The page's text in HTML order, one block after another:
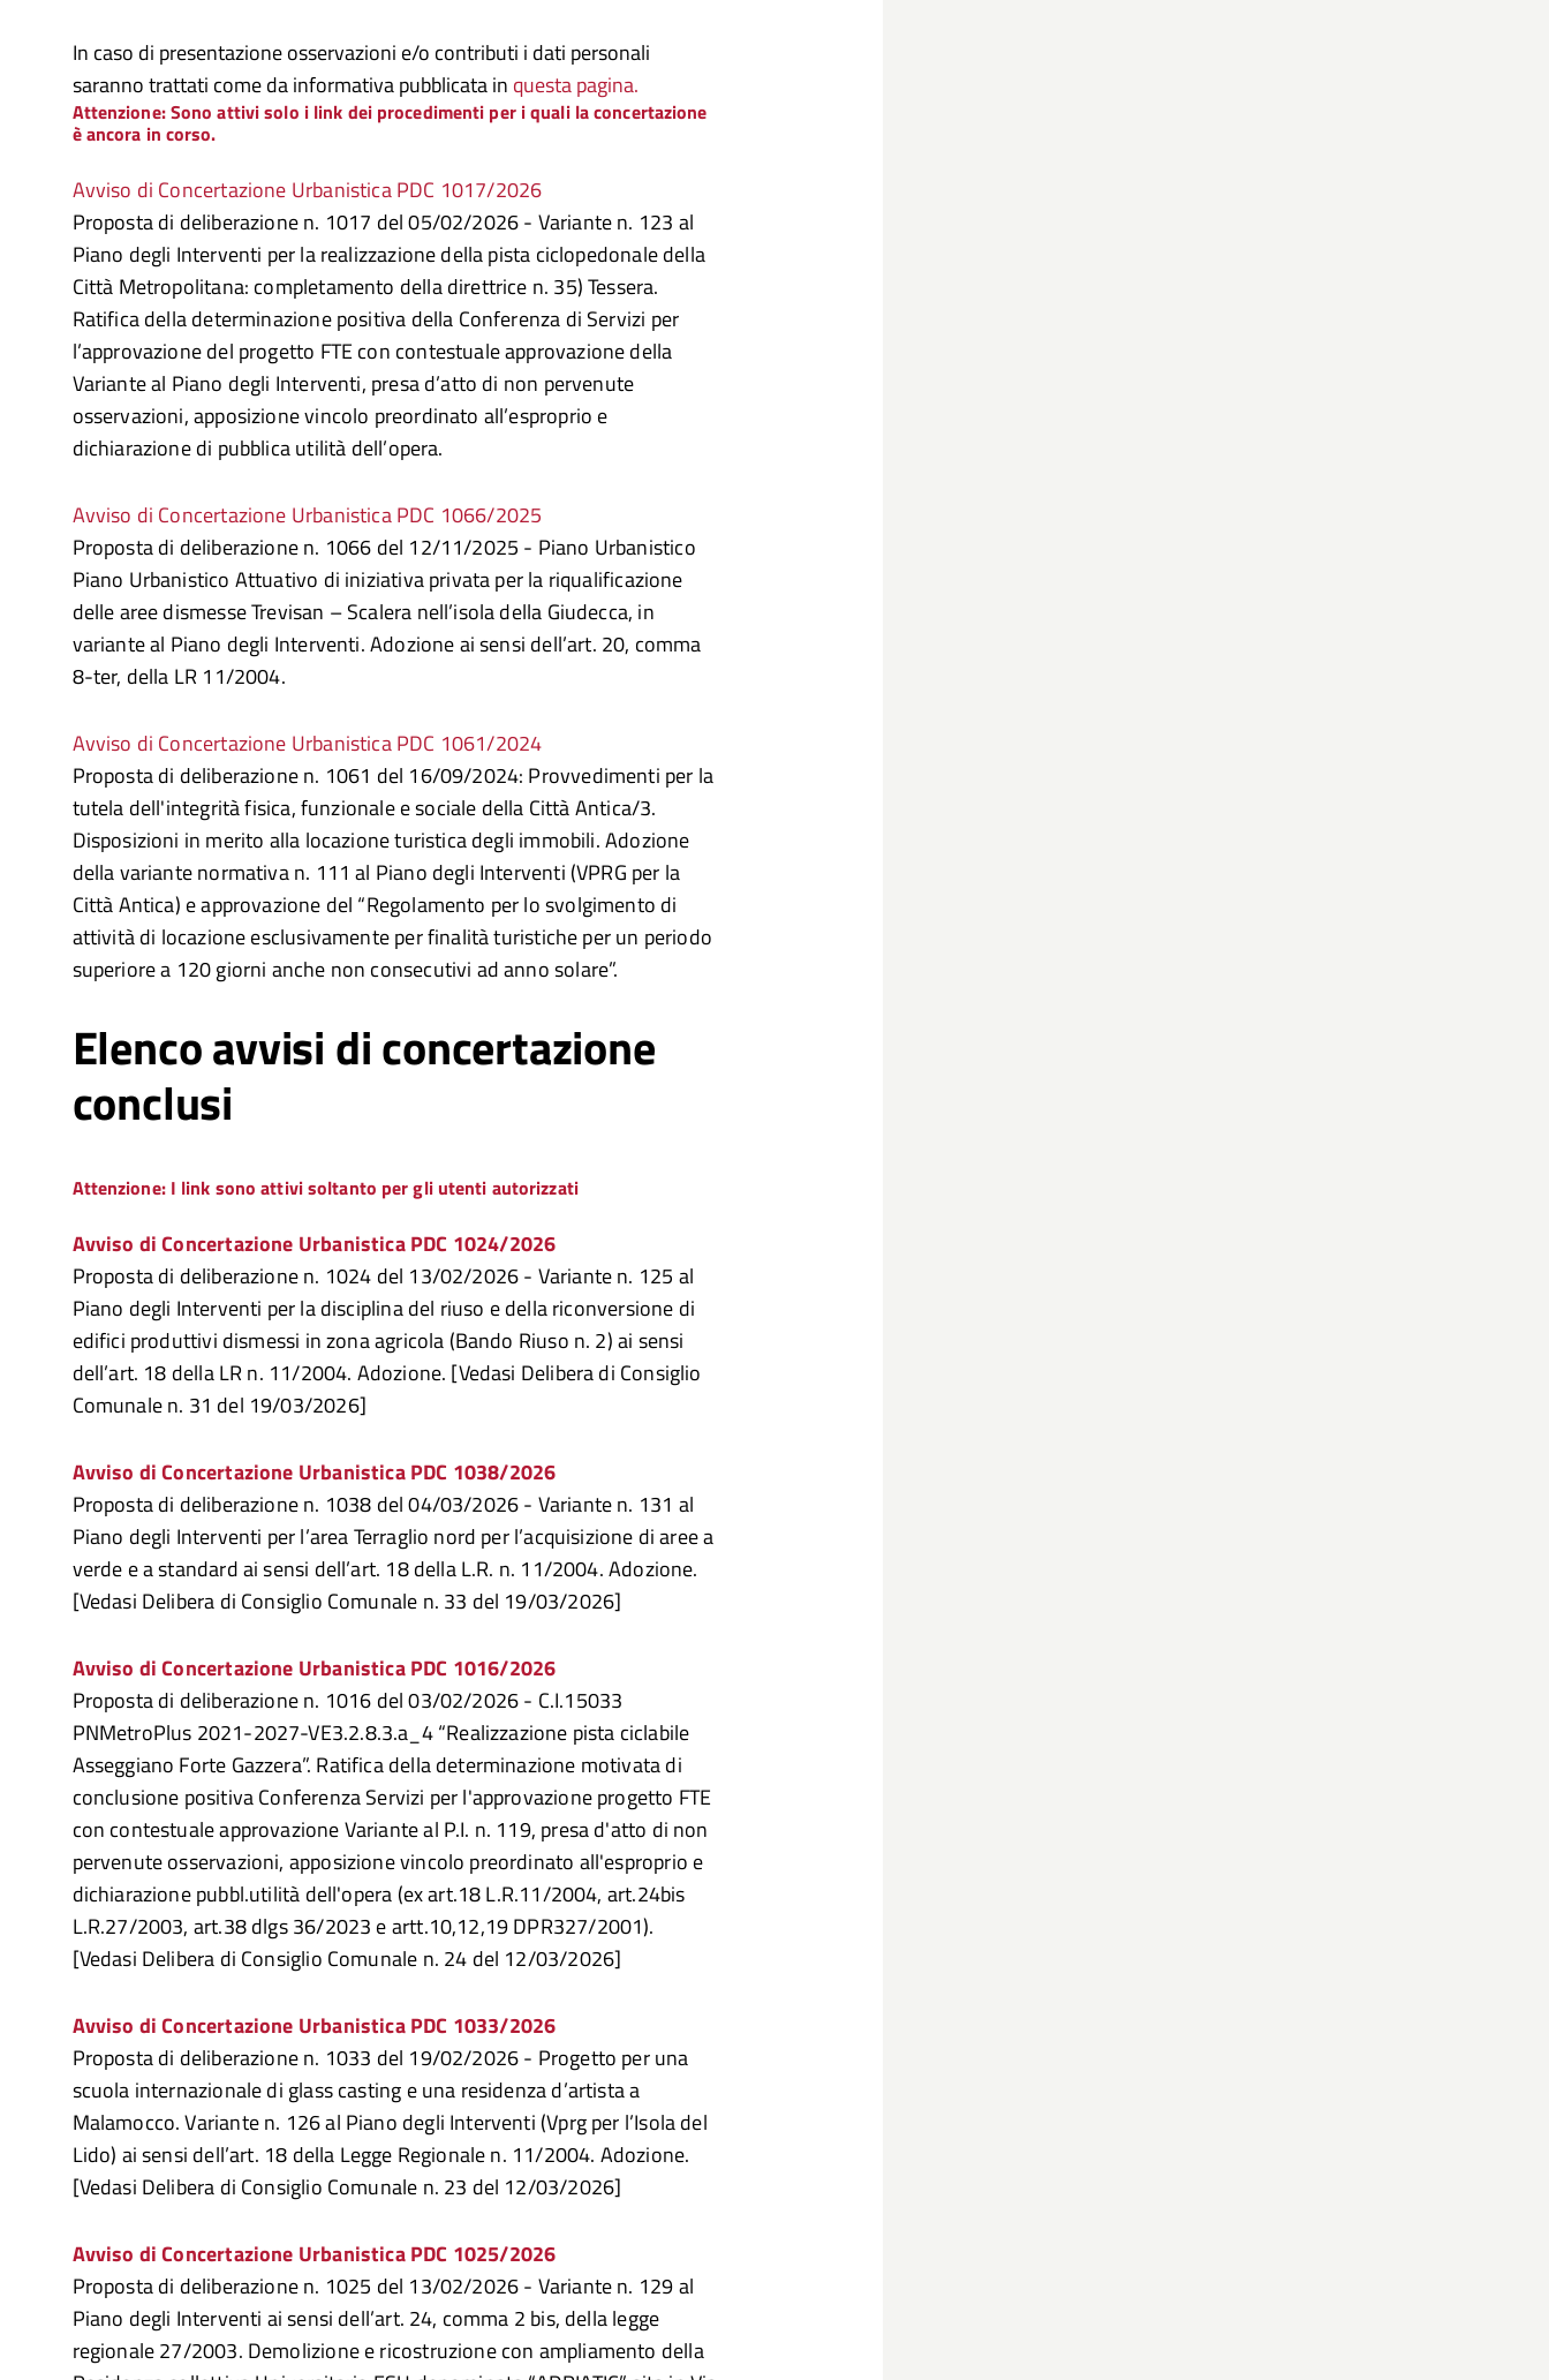
In caso di presentazione osservazioni e/o contributi i dati personali
saranno trattati come da informativa pubblicata in questa pagina.
Attenzione: Sono attivi solo i link dei procedimenti per i quali la concertazione
è ancora in corso.
Avviso di Concertazione Urbanistica PDC 1017/2026
Proposta di deliberazione n. 1017 del 05/02/2026 - Variante n. 123 al
Piano degli Interventi per la realizzazione della pista ciclopedonale della
Città Metropolitana: completamento della direttrice n. 35) Tessera.
Ratifica della determinazione positiva della Conferenza di Servizi per
l’approvazione del progetto FTE con contestuale approvazione della
Variante al Piano degli Interventi, presa d’atto di non pervenute
osservazioni, apposizione vincolo preordinato all’esproprio e
dichiarazione di pubblica utilità dell’opera.
Avviso di Concertazione Urbanistica PDC 1066/2025
Proposta di deliberazione n. 1066 del 12/11/2025 - Piano Urbanistico
Piano Urbanistico Attuativo di iniziativa privata per la riqualificazione
delle aree dismesse Trevisan – Scalera nell’isola della Giudecca, in
variante al Piano degli Interventi. Adozione ai sensi dell’art. 20, comma
8-ter, della LR 11/2004.
Avviso di Concertazione Urbanistica PDC 1061/2024
Proposta di deliberazione n. 1061 del 16/09/2024: Provvedimenti per la
tutela dell'integrità fisica, funzionale e sociale della Città Antica/3.
Disposizioni in merito alla locazione turistica degli immobili. Adozione
della variante normativa n. 111 al Piano degli Interventi (VPRG per la
Città Antica) e approvazione del “Regolamento per lo svolgimento di
attività di locazione esclusivamente per finalità turistiche per un periodo
superiore a 120 giorni anche non consecutivi ad anno solare”.
Elenco avvisi di concertazione
conclusi
Attenzione: I link sono attivi soltanto per gli utenti autorizzati
Avviso di Concertazione Urbanistica PDC 1024/2026
Proposta di deliberazione n. 1024 del 13/02/2026 - Variante n. 125 al
Piano degli Interventi per la disciplina del riuso e della riconversione di
edifici produttivi dismessi in zona agricola (Bando Riuso n. 2) ai sensi
dell’art. 18 della LR n. 11/2004. Adozione. [Vedasi Delibera di Consiglio
Comunale n. 31 del 19/03/2026]
Avviso di Concertazione Urbanistica PDC 1038/2026
Proposta di deliberazione n. 1038 del 04/03/2026 - Variante n. 131 al
Piano degli Interventi per l’area Terraglio nord per l’acquisizione di aree a
verde e a standard ai sensi dell’art. 18 della L.R. n. 11/2004. Adozione.
[Vedasi Delibera di Consiglio Comunale n. 33 del 19/03/2026]
Avviso di Concertazione Urbanistica PDC 1016/2026
Proposta di deliberazione n. 1016 del 03/02/2026 - C.I.15033
PNMetroPlus 2021-2027-VE3.2.8.3.a_4 “Realizzazione pista ciclabile
Asseggiano Forte Gazzera”. Ratifica della determinazione motivata di
conclusione positiva Conferenza Servizi per l'approvazione progetto FTE
con contestuale approvazione Variante al P.I. n. 119, presa d'atto di non
pervenute osservazioni, apposizione vincolo preordinato all'esproprio e
dichiarazione pubbl.utilità dell'opera (ex art.18 L.R.11/2004, art.24bis
L.R.27/2003, art.38 dlgs 36/2023 e artt.10,12,19 DPR327/2001).
[Vedasi Delibera di Consiglio Comunale n. 24 del 12/03/2026]
Avviso di Concertazione Urbanistica PDC 1033/2026
Proposta di deliberazione n. 1033 del 19/02/2026 - Progetto per una
scuola internazionale di glass casting e una residenza d’artista a
Malamocco. Variante n. 126 al Piano degli Interventi (Vprg per l’Isola del
Lido) ai sensi dell’art. 18 della Legge Regionale n. 11/2004. Adozione.
[Vedasi Delibera di Consiglio Comunale n. 23 del 12/03/2026]
Avviso di Concertazione Urbanistica PDC 1025/2026
Proposta di deliberazione n. 1025 del 13/02/2026 - Variante n. 129 al
Piano degli Interventi ai sensi dell’art. 24, comma 2 bis, della legge
regionale 27/2003. Demolizione e ricostruzione con ampliamento della